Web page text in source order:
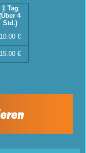
1 Tag
4
Std.)
10.00 €
15.00 €